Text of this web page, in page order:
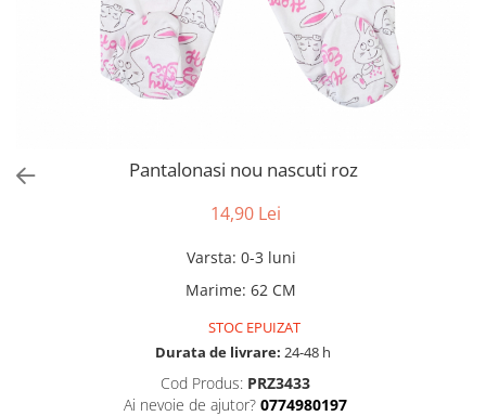
Pantalonasi nou nascuti roz
14,90 Lei
Varsta: 0-3 luni
Marime: 62 CM
STOC EPUIZAT
Durata de livrare: 24-48 h
Cod Produs: PRZ3433
Ai nevoie de ajutor? 0774980197